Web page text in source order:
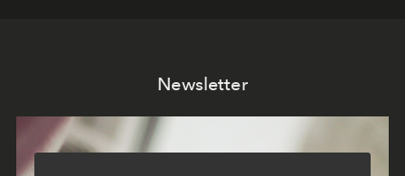
Newsletter